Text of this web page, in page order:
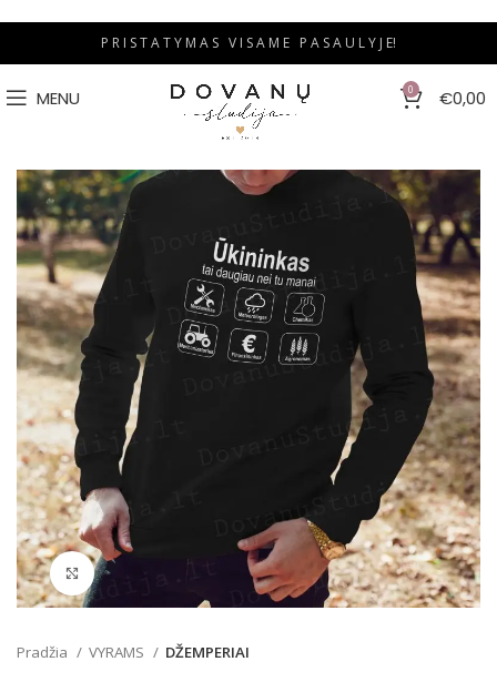
P R I S T A T Y M A S V I S A M E P A S A U L Y J E!
MENU 0 €0,00
Padidinti
Pradžia VYRAMS DŽEMPERIAI